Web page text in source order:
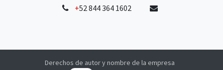
+52 844 364 1602
Derechos de autor y nombre de la empresa